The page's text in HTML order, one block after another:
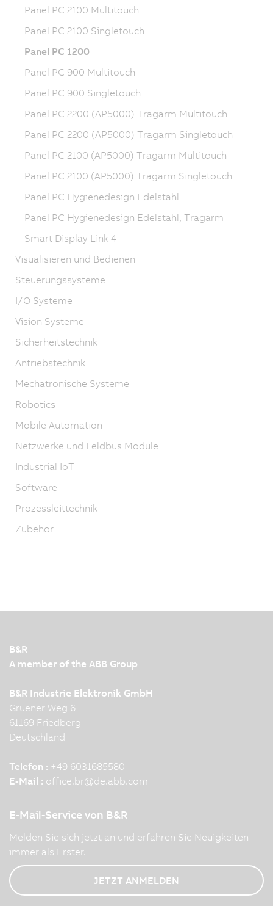
Panel PC 2100 Multitouch
Panel PC 2100 Singletouch
Panel PC 1200
Panel PC 900 Multitouch
Panel PC 900 Singletouch
Panel PC 2200 (AP5000) Tragarm Multitouch
Panel PC 2200 (AP5000) Tragarm Singletouch
Panel PC 2100 (AP5000) Tragarm Multitouch
Panel PC 2100 (AP5000) Tragarm Singletouch
Panel PC Hygienedesign Edelstahl
Panel PC Hygienedesign Edelstahl, Tragarm
Smart Display Link 4
Visualisieren und Bedienen
Steuerungssysteme
I/O Systeme
Vision Systeme
Sicherheitstechnik
Antriebstechnik
Mechatronische Systeme
Robotics
Mobile Automation
Netzwerke und Feldbus Module
Industrial IoT
Software
Prozessleittechnik
Zubehör
B&R
A member of the ABB Group
B&R Industrie Elektronik GmbH
Gruener Weg 6
61169 Friedberg
Deutschland
Telefon : +49 6031685580
E-Mail : office.br@de.abb.com
E-Mail-Service von B&R
Melden Sie sich jetzt an und erfahren Sie Neuigkeiten
immer als Erster.
JETZT ANMELDEN